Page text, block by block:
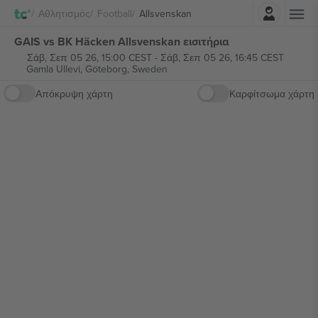
Αθλητισμός Football AllsvenskanΣύνδεση
GAIS vs BK Häcken Allsvenskan εισιτήρια
Σάβ, Σεπ 05 26, 15:00 CEST- Σάβ, Σεπ 05 26, 16:45 CEST
Gamla Ullevi, Göteborg, Sweden
Απόκρυψη χάρτη
Καρφίτσωμα χάρτη